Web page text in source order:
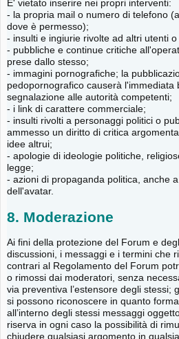
E' vietato inserire nei propri interventi:
- la propria mail o numero di telefono
dove è permesso);
- insulti e ingiurie rivolte ad altri utenti
- pubbliche e continue critiche
prese dallo stesso;
- immagini pornografiche; la
pedopornografico causerà l'immediata
segnalazione alle autorità competenti;
- i link di carattere commerciale;
- insulti rivolti a personaggi politici o
ammesso un diritto di critica
idee altrui;
- apologie di ideologie politiche,
legge;
- azioni di propaganda politica, anche
dell'avatar.
8. Moderazione
Ai fini della protezione del Forum e
discussioni, i messaggi e i termini che
contrari al Regolamento del Forum
o rimossi dai moderatori, senza
via preventiva l’estensore degli stessi;
si possono riconoscere in quanto
all’interno degli stessi messaggi
riserva in ogni caso la possibilità di
chiudere qualsiasi argomento in